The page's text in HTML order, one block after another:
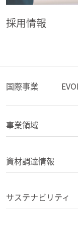
採用情報
国際事業
事業領域
資材調達情報
サステナビリティ